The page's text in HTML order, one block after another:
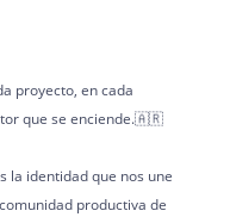
proyecto, en cada
que se enciende.🇦🇷
la identidad que nos une
productiva de